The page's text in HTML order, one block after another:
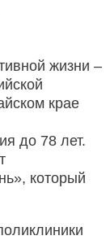
жизни –
крае
до 78 лет.
который